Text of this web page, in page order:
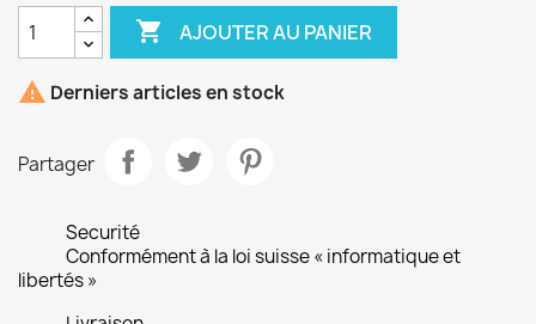
 AJOUTER AU PANIER
 Derniers articles en stock
Partager
Securité
Conformément à la loi suisse « informatique et
libertés »